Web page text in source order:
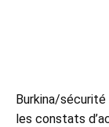
Burkina/
les constats